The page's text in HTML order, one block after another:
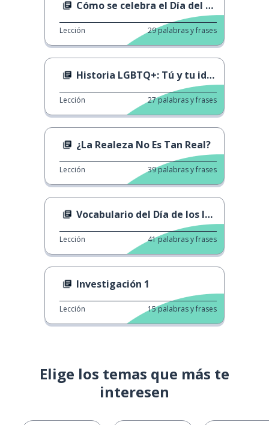
Cómo se celebra el Día del Padre por el mundo
Lección 29palabras y frases
Historia LGBTQ+: Tú y tu identidad
Lección 27palabras y frases
¿La Realeza No Es Tan Real?
Lección 39palabras y frases
Vocabulario del Día de los Inocentes
Lección 41palabras y frases
Investigación 1
Lección 15palabras y frases
Elige los temas que más te
interesen